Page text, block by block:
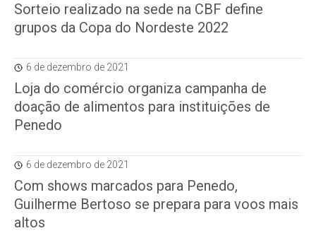
Sorteio realizado na sede na CBF define
grupos da Copa do Nordeste 2022
6 de dezembro de 2021
Loja do comércio organiza campanha de
doação de alimentos para instituições de
Penedo
6 de dezembro de 2021
Com shows marcados para Penedo,
Guilherme Bertoso se prepara para voos mais
altos